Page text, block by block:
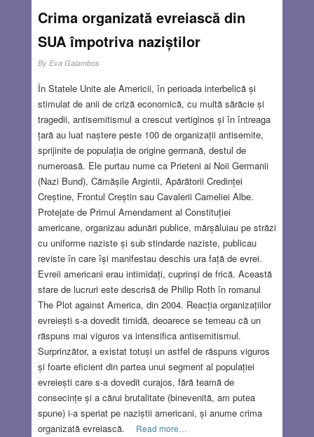
Crima organizată evreiască din
SUA împotriva naziștilor
By Eva Galambos
În Statele Unite ale Americii, în perioada interbelică și
stimulat de anii de criză economică, cu multă sărăcie și
tragedii, antisemitismul a crescut vertiginos și în întreaga
țară au luat naștere peste 100 de organizații antisemite,
sprijinite de populația de origine germană, destul de
numeroasă. Ele purtau nume ca Prieteni ai Noii Germanii
(Nazi Bund), Cămășile Argintii, Apărătorii Credinței
Creștine, Frontul Creștin sau Cavalerii Cameliei Albe.
Protejate de Primul Amendament al Constituției
americane, organizau adunări publice, mărșăluiau pe străzi
cu uniforme naziste și sub stindarde naziste, publicau
reviste în care își manifestau deschis ura față de evrei.
Evreii americani erau intimidați, cuprinși de frică. Această
stare de lucruri este descrisă de Philip Roth în romanul
The Plot against America, din 2004. Reacția organizațiilor
evreiești s-a dovedit timidă, deoarece se temeau că un
răspuns mai viguros va intensifica antisemitismul.
Surprinzător, a existat totuși un astfel de răspuns viguros
și foarte eficient din partea unui segment al populației
evreiești care s-a dovedit curajos, fără teamă de
consecințe și a cărui brutalitate (binevenită, am putea
spune) i-a speriat pe naziștii americani, și anume crima
organizată evreiască.
Read more…